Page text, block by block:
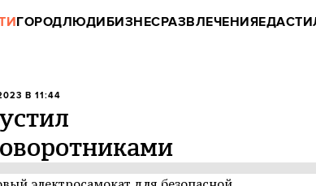
ГОРОДЛЮДИБИЗНЕСРАЗВЛЕЧЕНИЯЕДА
В 11:44